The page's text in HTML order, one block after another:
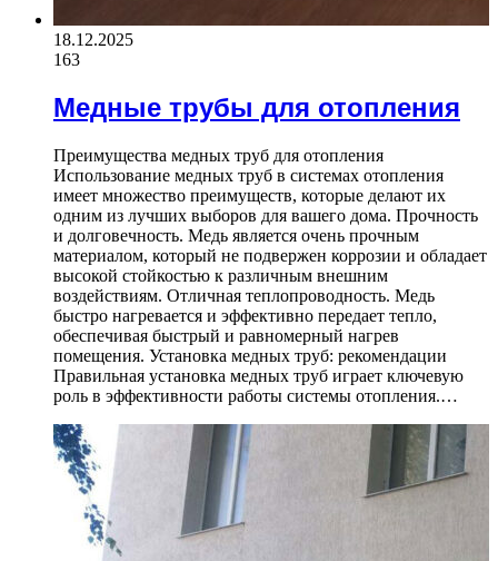
18.12.2025
163
Медные трубы для отопления
Преимущества медных труб для отопления
Использование медных труб в системах отопления
имеет множество преимуществ, которые делают их
одним из лучших выборов для вашего дома. Прочность
и долговечность. Медь является очень прочным
материалом, который не подвержен коррозии и обладает
высокой стойкостью к различным внешним
воздействиям. Отличная теплопроводность. Медь
быстро нагревается и эффективно передает тепло,
обеспечивая быстрый и равномерный нагрев
помещения. Установка медных труб: рекомендации
Правильная установка медных труб играет ключевую
роль в эффективности работы системы отопления.…